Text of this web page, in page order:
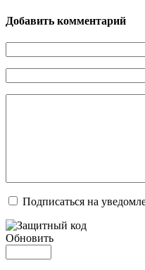
Добавить комментарий
Подписаться на
Обновить